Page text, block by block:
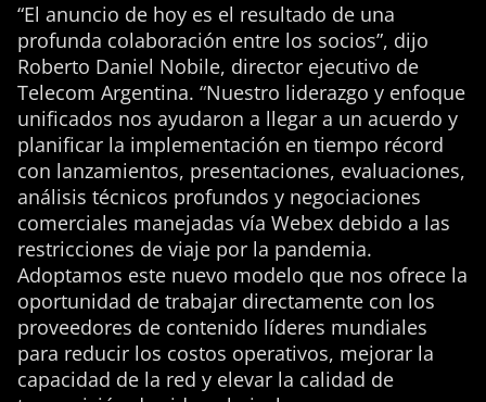
“El anuncio de hoy es el resultado de una
profunda colaboración entre los socios”, dijo
Roberto Daniel Nobile, director ejecutivo de
Telecom Argentina. “Nuestro liderazgo y enfoque
unificados nos ayudaron a llegar a un acuerdo y
planificar la implementación en tiempo récord
con lanzamientos, presentaciones, evaluaciones,
análisis técnicos profundos y negociaciones
comerciales manejadas vía Webex debido a las
restricciones de viaje por la pandemia.
Adoptamos este nuevo modelo que nos ofrece la
oportunidad de trabajar directamente con los
proveedores de contenido líderes mundiales
para reducir los costos operativos, mejorar la
capacidad de la red y elevar la calidad de